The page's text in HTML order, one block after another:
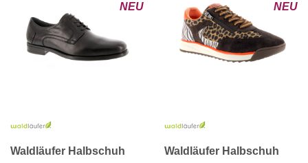
Waldläufer Halbschuh
NEU
Waldläufer Halbschuh
NEU